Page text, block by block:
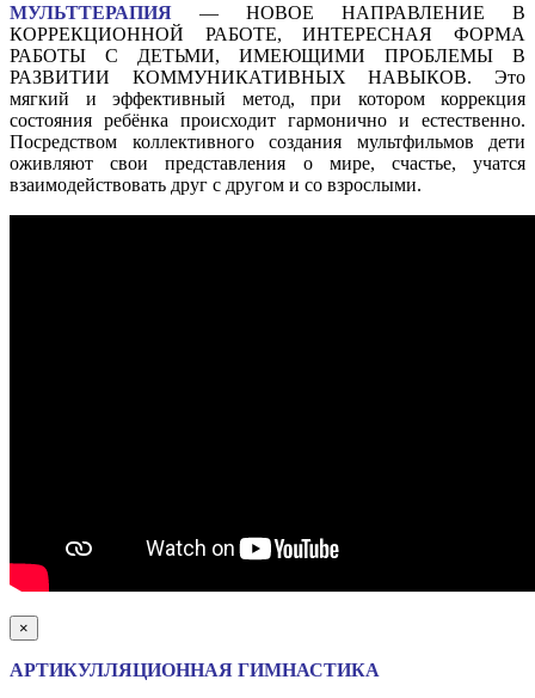
МУЛЬТТЕРАПИЯ — НОВОЕ НАПРАВЛЕНИЕ В
КОРРЕКЦИОННОЙ РАБОТЕ, ИНТЕРЕСНАЯ ФОРМА
РАБОТЫ С ДЕТЬМИ, ИМЕЮЩИМИ ПРОБЛЕМЫ В
РАЗВИТИИ КОММУНИКАТИВНЫХ НАВЫКОВ. Это
мягкий и эффективный метод, при котором коррекция
состояния ребёнка происходит гармонично и естественно.
Посредством коллективного создания мультфильмов дети
оживляют свои представления о мире, счастье, учатся
взаимодействовать друг с другом и со взрослыми.
×
АРТИКУЛЛЯЦИОННАЯ ГИМНАСТИКА